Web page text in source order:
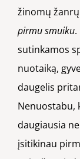
žinomų
pirmu smuiku
sutinkamos
nuotaiką,
daugelis
Nenuostabu,
daugiausia
įsitikinau